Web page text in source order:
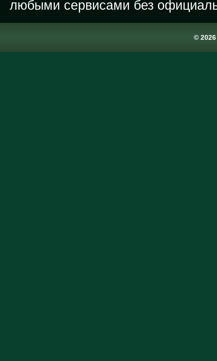
любыми сервисами без
©